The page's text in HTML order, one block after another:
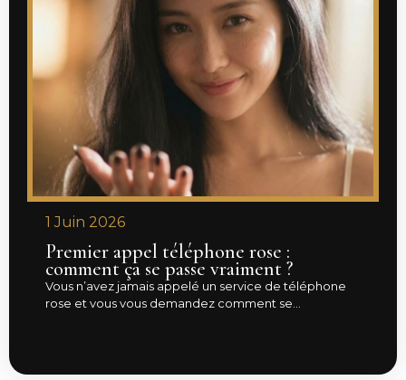
1 Juin 2026
Premier appel téléphone rose :
comment ça se passe vraiment ?
Vous n’avez jamais appelé un service de téléphone
rose et vous vous demandez comment se...